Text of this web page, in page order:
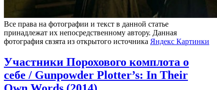
Все права на фотографии и текст в данной статье
принадлежат их непосредственному автору. Данная
фотография свзята из открытого источника Яндекс Картинки
Участники Порохового комплота о
себе / Gunpowder Plotter’s: In Their